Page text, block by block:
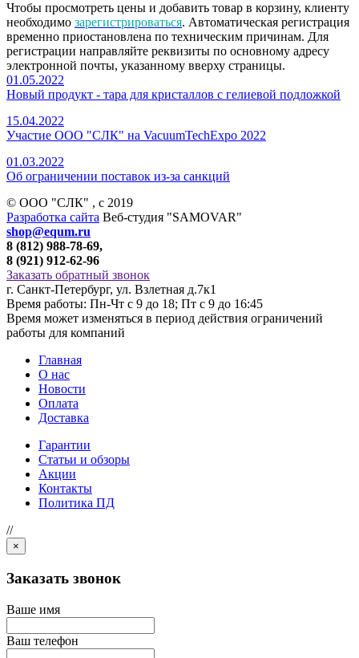
Чтобы просмотреть цены и добавить товар в корзину, клиенту
необходимо зарегистрироваться. Автоматическая регистрация
временно приостановлена по техническим причинам. Для
регистрации направляйте реквизиты по основному адресу
электронной почты, указанному вверху страницы.
01.05.2022
Новый продукт - тара для кристаллов с гелиевой подложкой
15.04.2022
Участие ООО "СЛК" на VacuumTechExpo 2022
01.03.2022
Об ограничении поставок из-за санкций
© ООО "СЛК" , c 2019
Разработка сайта Веб-студия "SAMOVAR"
shop@equm.ru
8 (812) 988-78-69,
8 (921) 912-62-96
Заказать обратный звонок
г. Санкт-Петербург, ул. Взлетная д.7к1
Время работы: Пн-Чт с 9 до 18; Пт с 9 до 16:45
Время может изменяться в период действия ограничений
работы для компаний
Главная
О нас
Новости
Оплата
Доставка
Гарантии
Статьи и обзоры
Акции
Контакты
Политика ПД
//
×
Заказать звонок
Ваше имя
Ваш телефон